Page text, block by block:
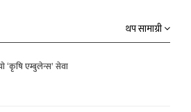
थप सामाग्री
‘कृषि एम्बुलेन्स’ सेवा